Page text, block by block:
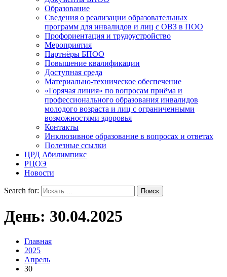
Образование
Сведения о реализации образовательных
программ для инвалидов и лиц с ОВЗ в ПОО
Профориентация и трудоустройство
Мероприятия
Партнёры БПОО
Повышение квалификации
Доступная среда
Материально-техническое обеспечение
«Горячая линия» по вопросам приёма и
профессионального образования инвалидов
молодого возраста и лиц с ограниченными
возможностями здоровья
Контакты
Инклюзивное образование в вопросах и ответах
Полезные ссылки
ЦРД Абилимпикс
РЦОЭ
Новости
Search for:
День: 30.04.2025
Главная
2025
Апрель
30